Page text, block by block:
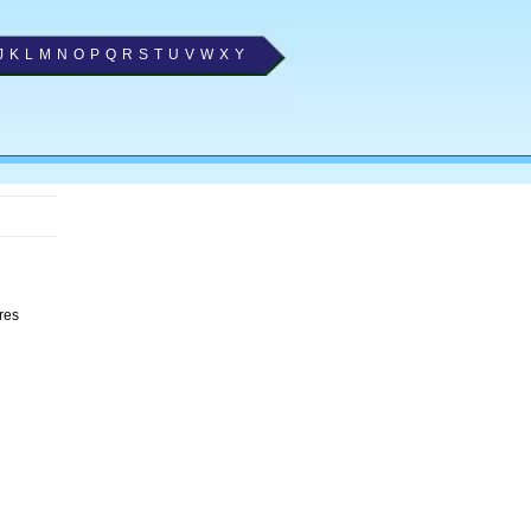
K L M N O P Q R S T U V W X Y